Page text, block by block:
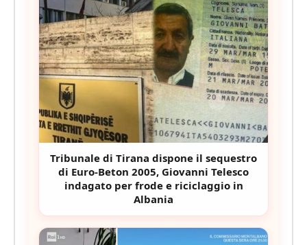
Tribunale di Tirana dispone il sequestro
di Euro-Beton 2005, Giovanni Telesco
indagato per frode e riciclaggio in
Albania